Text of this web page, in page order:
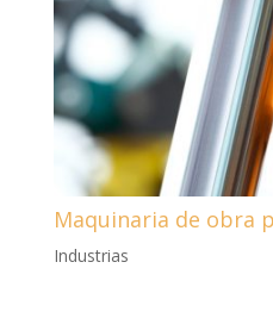
Maquinaria de obra
Industrias